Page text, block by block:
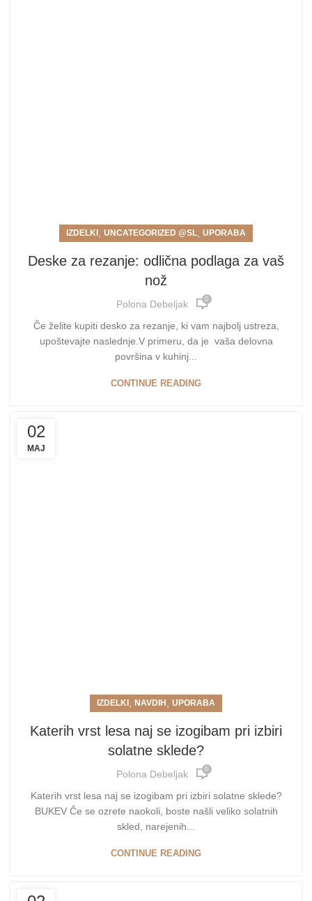
IZDELKI UNCATEGORIZED @SL UPORABA
Deske za rezanje: odlična podlaga za vaš
nož
Polona Debeljak 0
Če želite kupiti desko za rezanje, ki vam najbolj ustreza,
upoštevajte naslednje.V primeru, da je vaša delovna
površina v kuhinj...
CONTINUE READING
02
MAJ
IZDELKI NAVDIH UPORABA
Katerih vrst lesa naj se izogibam pri izbiri
solatne sklede?
Polona Debeljak 0
Katerih vrst lesa naj se izogibam pri izbiri solatne sklede?
BUKEV Če se ozrete naokoli, boste našli veliko solatnih
skled, narejenih...
CONTINUE READING